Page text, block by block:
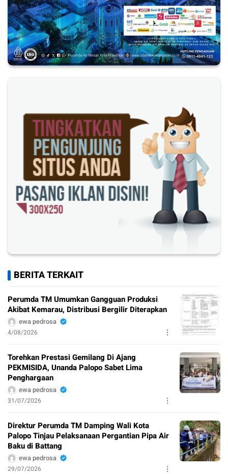
BERITA TERKAIT
Perumda TM Umumkan Gangguan Produksi
Akibat Kemarau, Distribusi Bergilir Diterapkan
ewa pedrosa
4/08/2026
Torehkan Prestasi Gemilang Di Ajang
PEKMISIDA, Unanda Palopo Sabet Lima
Penghargaan
ewa pedrosa
31/07/2026
Direktur Perumda TM Damping Wali Kota
Palopo Tinjau Pelaksanaan Pergantian Pipa Air
Baku di Battang
ewa pedrosa
29/07/2026